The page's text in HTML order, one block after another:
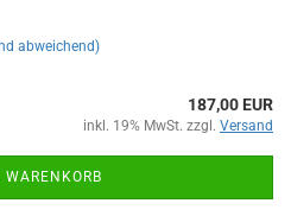
abweichend)
187,00 EUR
inkl. 19% MwSt. zzgl. Versand
WARENKORB